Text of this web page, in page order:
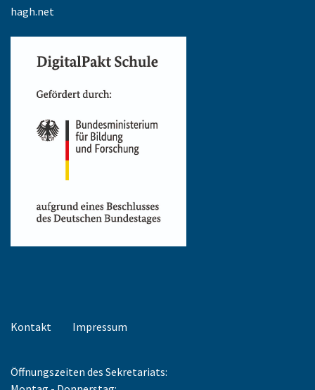
hagh.net
Kontakt Impressum
Öffnungszeiten des Sekretariats: